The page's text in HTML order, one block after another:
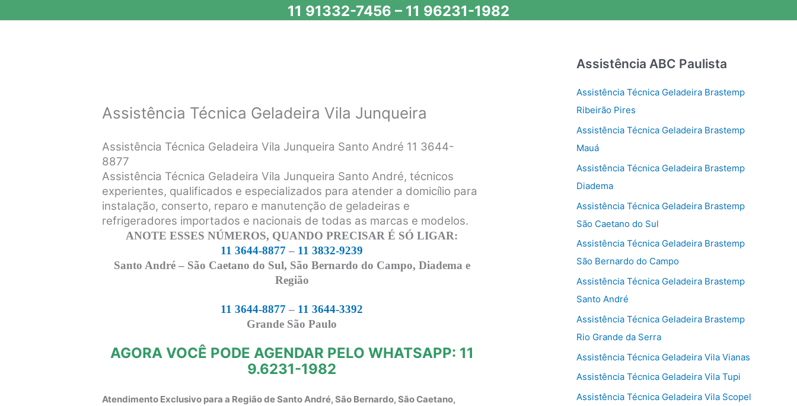
11 91332-7456 – 11 96231-1982
Assistência Técnica Geladeira Vila Junqueira
Assistência Técnica Geladeira Vila Junqueira Santo André 11 3644-
8877
Assistência Técnica Geladeira Vila Junqueira Santo André, técnicos
experientes, qualificados e especializados para atender a domicílio para
instalação, conserto, reparo e manutenção de geladeiras e
refrigeradores importados e nacionais de todas as marcas e modelos.
ANOTE ESSES NÚMEROS, QUANDO PRECISAR É SÓ LIGAR:
11 3644-8877 – 11 3832-9239
Santo André – São Caetano do Sul, São Bernardo do Campo, Diadema e
Região
11 3644-8877 – 11 3644-3392
Grande São Paulo
AGORA VOCÊ PODE AGENDAR PELO WHATSAPP: 11
9.6231-1982
Atendimento Exclusivo para a Região de Santo André, São Bernardo, São Caetano,
Assistência ABC Paulista
Assistência Técnica Geladeira Brastemp
Ribeirão Pires
Assistência Técnica Geladeira Brastemp
Mauá
Assistência Técnica Geladeira Brastemp
Diadema
Assistência Técnica Geladeira Brastemp
São Caetano do Sul
Assistência Técnica Geladeira Brastemp
São Bernardo do Campo
Assistência Técnica Geladeira Brastemp
Santo André
Assistência Técnica Geladeira Brastemp
Rio Grande da Serra
Assistência Técnica Geladeira Vila Vianas
Assistência Técnica Geladeira Vila Tupi
Assistência Técnica Geladeira Vila Scopel